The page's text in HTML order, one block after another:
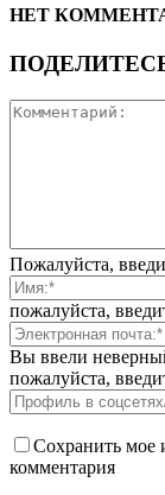
НЕТ
Пожалуйста,
пожалуйста,
Вы ввели
пожалуйста,
Сохранить мое
комментария